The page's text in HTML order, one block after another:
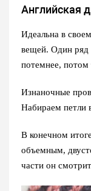
Английская
Идеальна в
вещей. Один ряд
потемнее, потом
Изнаночные
Набираем петли
В конечном
объемным,
части он